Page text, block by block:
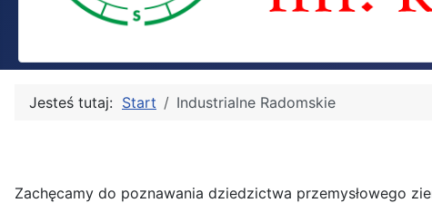
Jesteś tutaj: Start Industrialne Radomskie
Zachęcamy do poznawania dziedzictwa przemysłowego